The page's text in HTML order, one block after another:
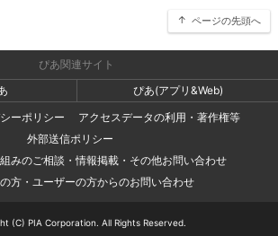
ページの先頭へ
ぴあ関連サイト
ぴあ(アプリ&Web)
ーポリシー
アクセスデータの利用・著作権等
外部送信ポリシー
みのご相談・情報掲載・その他お問い合わせ
方・ユーザーの方からのお問い合わせ
(C) PIA Corporation. All Rights Reserved.